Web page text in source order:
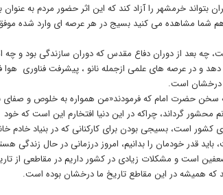
بتواند خرمشهر را آزاد کند که این اثر حضور مردم به
شما مشاهده می کنید بسیج در هر عرصه ای وارد شده
چه بعد از دوران دفاع مقدس که دوران سازندگی بود و چه
و در عرصه های علمی ازجمله نانو ، پیشرفت فناوری هوا
درخشان است.
به سخن حضرت امام که فرمودند«من همواره به خلوص و
محشور گرداند، چراکه در این دنیا افتخارم این است که خود
است، بسیجی بودن برای کارکنانی که در بنیاد خادم
قدر خودمان را بدانیم، امروز درزمانی در حال زندگی
است و مشکلات زیادی در کشور داریم در مقاطعی از
که همیشه در این مقاطع تاریخ ما درخشان بوده است.